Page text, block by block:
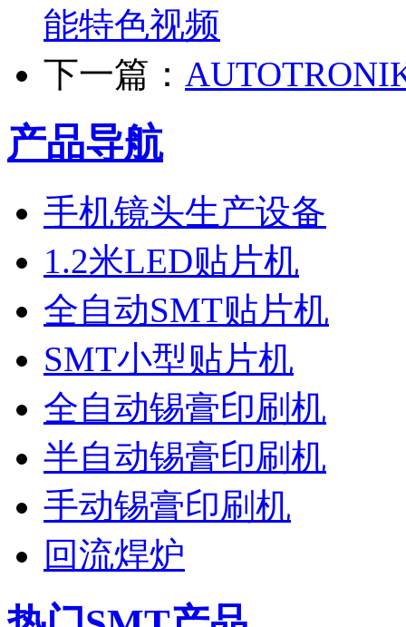
能特色视频
下一篇：
产品导航
手机镜头生产设备
1.2米LED贴片机
全自动SMT贴片机
SMT小型贴片机
全自动锡膏印刷机
半自动锡膏印刷机
手动锡膏印刷机
回流焊炉